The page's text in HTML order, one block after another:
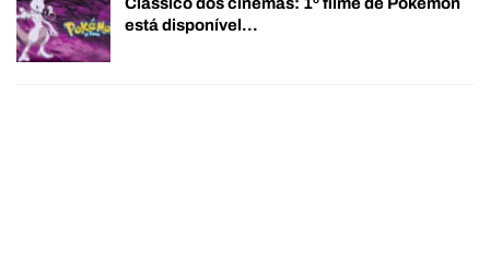
Clássico dos cinemas: 1º filme de Pokémon
está disponível…